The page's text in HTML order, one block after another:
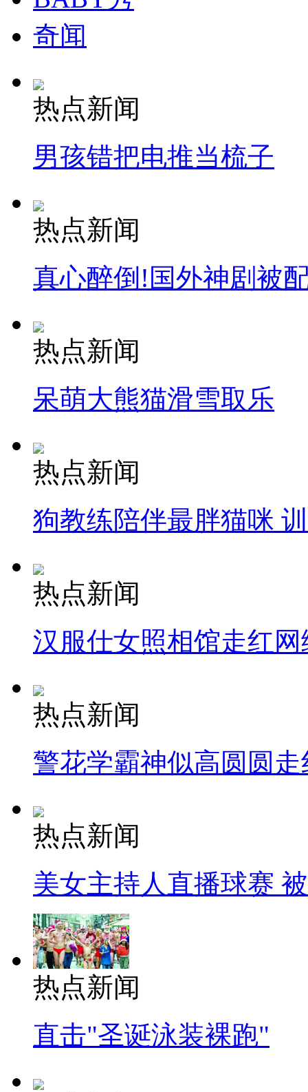
奇闻
热点新闻
男孩错把电推当梳子
热点新闻
真心醉倒!国外神剧被
热点新闻
呆萌大熊猫滑雪取乐
热点新闻
狗教练陪伴最胖猫咪
热点新闻
汉服仕女照相馆走红网
热点新闻
警花学霸神似高圆圆走
热点新闻
美女主持人直播球赛
热点新闻
直击"圣诞泳装裸跑"